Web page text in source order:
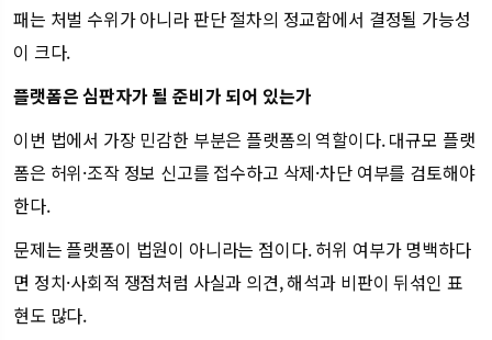
패는 처벌 수위가 아니라 판단 절차의 정교함에서 결정될 가능성
이 크다.
플랫폼은 심판자가 될 준비가 되어 있는가
이번 법에서 가장 민감한 부분은 플랫폼의 역할이다. 대규모 플랫
폼은 허위·조작 정보 신고를 접수하고 삭제·차단 여부를 검토해야
한다.
문제는 플랫폼이 법원이 아니라는 점이다. 허위 여부가 명백하다
면 정치·사회적 쟁점처럼 사실과 의견, 해석과 비판이 뒤섞인 표
현도 많다.